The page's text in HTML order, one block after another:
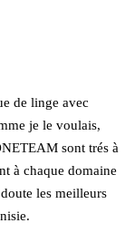
de linge avec
je le voulais,
sont trés à
à chaque domaine
les meilleurs